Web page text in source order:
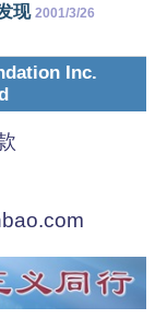
现 2001/3/26
Inc.